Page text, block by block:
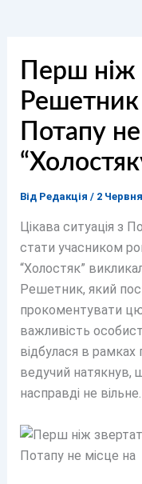
Перш ніж
Потапу
Від Редакція / 2
Цікава ситуація з
стати учасником
“Холостяк”
Решетник, який
прокоментувати
важливість
відбулася в рамках
ведучий натякнув,
насправді не вільне.